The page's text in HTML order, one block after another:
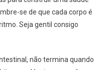
se de que cada corpo é
Seja gentil consigo
não termina quando